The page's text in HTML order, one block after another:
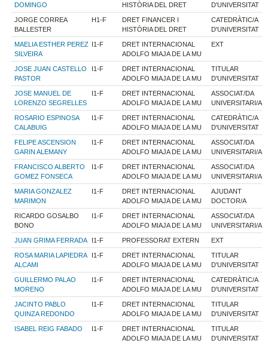
DOMINGO
HISTÒRIA DEL DRET
D'UNIVERSITAT
JORGE CORREA
BALLESTER
H1-F
DRET FINANCER I
HISTÒRIA DEL DRET
CATEDRÀTIC/A
D'UNIVERSITAT
MAELIA ESTHER PEREZ
SILVEIRA
I1-F
DRET INTERNACIONAL
ADOLFO MIAJA DE LA MU
EXT
JOSE JUAN CASTELLO
PASTOR
I1-F
DRET INTERNACIONAL
ADOLFO MIAJA DE LA MU
TITULAR
D'UNIVERSITAT
JOSE MANUEL DE
LORENZO SEGRELLES
I1-F
DRET INTERNACIONAL
ADOLFO MIAJA DE LA MU
ASSOCIAT/DA
UNIVERSITARI/A
ROSARIO ESPINOSA
CALABUIG
I1-F
DRET INTERNACIONAL
ADOLFO MIAJA DE LA MU
CATEDRÀTIC/A
D'UNIVERSITAT
FELIPE ASCENSION
GARIN ALEMANY
I1-F
DRET INTERNACIONAL
ADOLFO MIAJA DE LA MU
ASSOCIAT/DA
UNIVERSITARI/A
FRANCISCO ALBERTO
GOMEZ FONSECA
I1-F
DRET INTERNACIONAL
ADOLFO MIAJA DE LA MU
ASSOCIAT/DA
UNIVERSITARI/A
MARIA GONZALEZ
MARIMON
I1-F
DRET INTERNACIONAL
ADOLFO MIAJA DE LA MU
AJUDANT
DOCTOR/A
RICARDO GOSALBO
BONO
I1-F
DRET INTERNACIONAL
ADOLFO MIAJA DE LA MU
ASSOCIAT/DA
UNIVERSITARI/A
JUAN GRIMA FERRADA I1-F PROFESSORAT EXTERN EXT
ROSA MARIA LAPIEDRA
ALCAMI
I1-F
DRET INTERNACIONAL
ADOLFO MIAJA DE LA MU
TITULAR
D'UNIVERSITAT
GUILLERMO PALAO
MORENO
I1-F
DRET INTERNACIONAL
ADOLFO MIAJA DE LA MU
CATEDRÀTIC/A
D'UNIVERSITAT
JACINTO PABLO
QUINZA REDONDO
I1-F
DRET INTERNACIONAL
ADOLFO MIAJA DE LA MU
TITULAR
D'UNIVERSITAT
ISABEL REIG FABADO I1-F
DRET INTERNACIONAL
ADOLFO MIAJA DE LA MU
TITULAR
D'UNIVERSITAT